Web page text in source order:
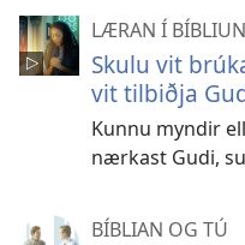
LÆRAN Í
Skulu vit
vit tilbiðja
Kunnu myndir
nærkast Gudi,
BÍBLIAN OG TÚ